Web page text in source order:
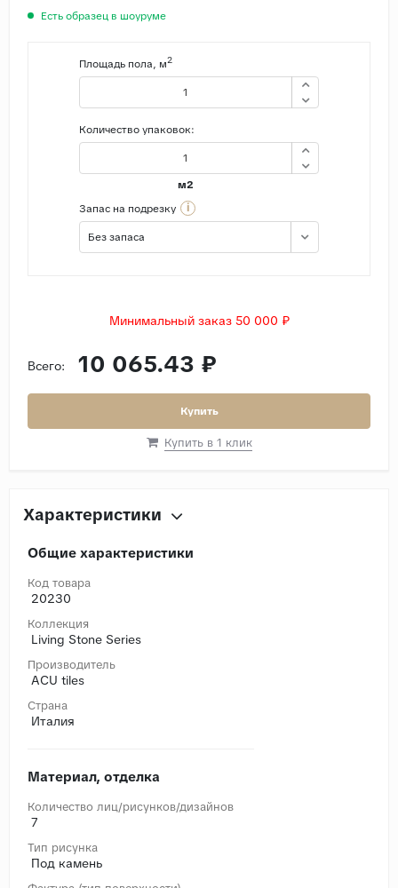
Есть образец в шоуруме
Площадь пола, м2
Количество упаковок:
м2
Запас на подрезку
i
Без запаса
Минимальный заказ 50 000 ₽
Всего: 10 065.43 ₽
Купить
Купить в 1 клик
Характеристики
Общие характеристики
Код товара
20230
Коллекция
Living Stone Series
Производитель
ACU tiles
Страна
Италия
Материал, отделка
Количество лиц/рисунков/дизайнов
7
Тип рисунка
Под камень